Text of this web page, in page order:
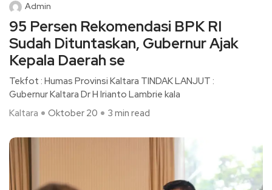
Admin
95 Persen Rekomendasi BPK RI
Sudah Dituntaskan, Gubernur Ajak
Kepala Daerah se
Tekfot : Humas Provinsi Kaltara TINDAK LANJUT :
Gubernur Kaltara Dr H Irianto Lambrie kala
Kaltara
Oktober 20 3 min read